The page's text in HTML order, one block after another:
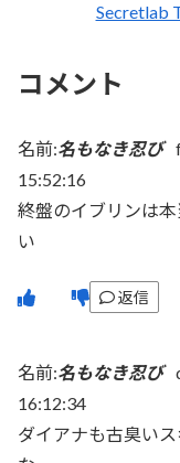
Secretlab
コメント
名前:名もなき忍び
15:52:16
終盤のイブリンは
い
返信
名前:名もなき忍び
16:12:34
ダイアナも古臭い